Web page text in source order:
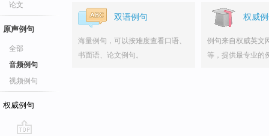
论文
原声例句
全部
音频例句
视频例句
权威例句
双语例句
海量例句，可以按难度查看口语、
书面语、论文例句。
权威
例句来自权威英文
等，提供最专业的